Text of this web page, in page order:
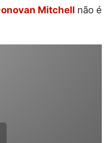
Mitchell não é